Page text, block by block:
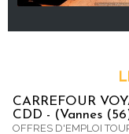
CARREFOUR
CDD - (Vannes
OFFRES D'EMPLOI